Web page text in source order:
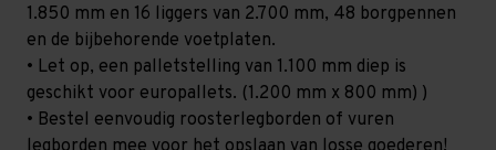
1.850 mm en 16 liggers van 2.700 mm, 48 borgpennen
en de bijbehorende voetplaten.
• Let op, een palletstelling van 1.100 mm diep is
geschikt voor europallets. (1.200 mm x 800 mm) )
• Bestel eenvoudig roosterlegborden of vuren